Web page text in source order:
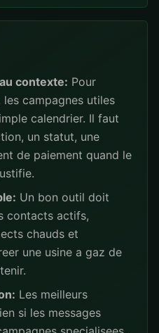
contexte: Pour
campagnes utiles
calendrier. Il faut
un statut, une
de paiement quand le
Un bon outil doit
contacts actifs,
chauds et
une usine a gaz de
Les meilleurs
si les messages